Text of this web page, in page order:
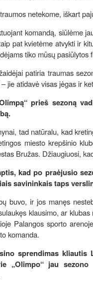
netekome, iškart
komandą, siūlėme
pat kvietėme atvykti ir
tiko mūsų pasiūlytos
patiria traumas
jie atidavė visas jėgas ir
prieš sezoną
tad natūralu, kad
miesto krepšinio
Bružas. Džiaugiuosi,
kad po praėjusio
savininkais taps
buvo, ir jos manęs
klausimo, ar
Palangos sporto
komanda.
sprendimas kliautis
„Olimpo“ jau